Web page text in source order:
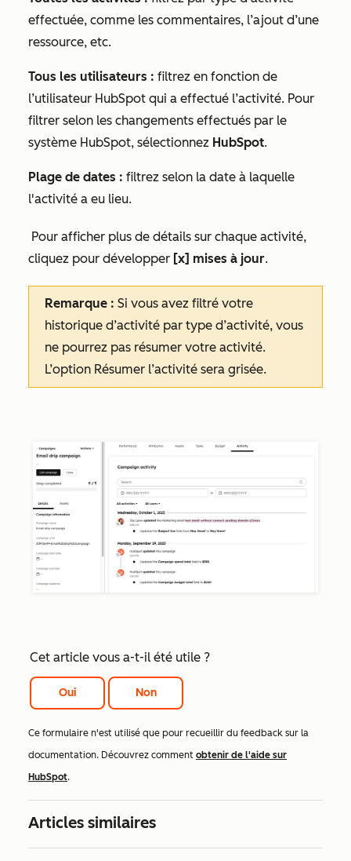
effectuée, comme les commentaires, l’ajout d’une
ressource, etc.
Tous les utilisateurs : filtrez en fonction de
l’utilisateur HubSpot qui a effectué l’activité. Pour
filtrer selon les changements effectués par le
système HubSpot, sélectionnez HubSpot.
Plage de dates : filtrez selon la date à laquelle
l'activité a eu lieu.
Pour afficher plus de détails sur chaque activité,
cliquez pour développer [x] mises à jour.
Remarque : Si vous avez filtré votre
historique d’activité par type d’activité, vous
ne pourrez pas résumer votre activité.
L’option Résumer l’activité sera grisée.
Cet article vous a-t-il été utile ?
Oui Non
Ce formulaire n'est utilisé que pour recueillir du feedback sur la
documentation. Découvrez comment obtenir de l'aide sur
HubSpot.
Articles similaires